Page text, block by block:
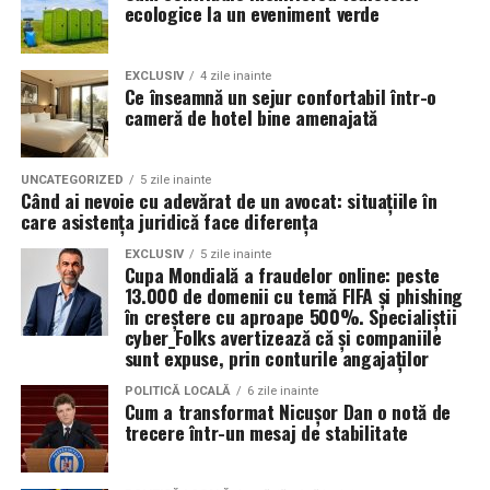
Rezultatul este un echilibru foarte bun între protecție și
economie de combustibil.
Pentru ce motoare este recomandat Ravenol VMP
USVO 5W30?
Tipul deulei de motor Ravenol
recomandat pentru numeroase motoare moderne care
necesită un ulei 5W30 cu aprobări OEM specifice.
În funcție de specificațiile constructorului, poate fi
utilizat pe vehicule ale unor mărci precum:
Mercedes-Benz;
Volkswagen;
Audi;
impactul negativ asupra mediului în comparație cu
soluțiile tradiționale, care sunt mult mai dăunătoare
pentru natură. Astfel, toaletele ecologice contribuie la
promovarea unui comportament responsabil din punct
de vedere ecologic și ajută la protejarea resurselor
naturale.
Impactul pozitiv asupra imaginii evenimentului
Alegerea unor soluții ecologice, precum tipul ecologic
de toaletă, poate aduce beneficii semnificative imaginii
unui eveniment. Într-o eră în care participanții devin din
ce în ce mai conștienți de problemele de mediu,
organizatorii care aleg să adopte soluții sustenabile, cum
ar fi închirierea toaletelor din gama ecologică, pot
câștiga aprecierea publicului.
Aceasta nu doar că îmbunătățește percepția față de
ecologice la un eveniment verde
EXCLUSIV 4 zile inainte
Ce înseamnă un sejur confortabil într-o
cameră de hotel bine amenajată
UNCATEGORIZED 5 zile inainte
Când ai nevoie cu adevărat de un avocat: situațiile în
care asistența juridică face diferența
EXCLUSIV 5 zile inainte
Cupa Mondială a fraudelor online: peste
13.000 de domenii cu temă FIFA și phishing
în creștere cu aproape 500%. Specialiștii
cyber_Folks avertizează că și companiile
sunt expuse, prin conturile angajaților
POLITICĂ LOCALĂ 6 zile inainte
Cum a transformat Nicușor Dan o notă de
trecere într-un mesaj de stabilitate